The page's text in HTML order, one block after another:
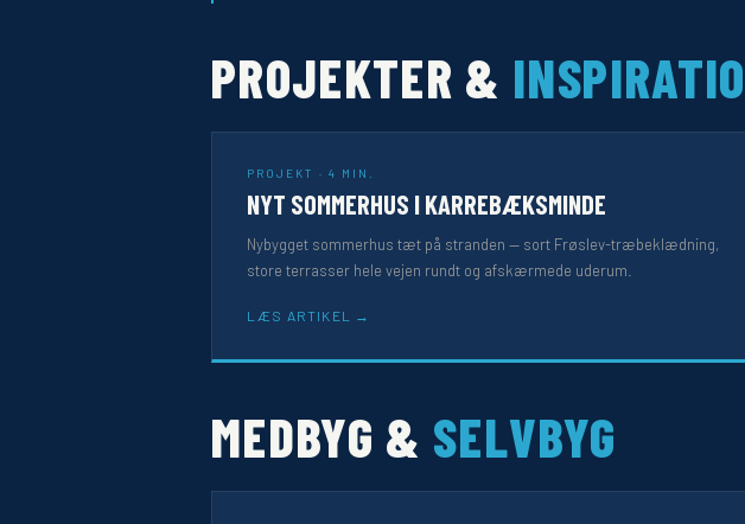
PROJEKTER &
PROJEKT · 4 MIN.
NYT SOMMERHUS I KARREBÆKSMINDE
Nybygget sommerhus tæt på stranden — sort Frøslev-træbeklædning,
store terrasser hele vejen rundt og afskærmede uderum.
LÆS ARTIKEL
MEDBYG & SELVBYG